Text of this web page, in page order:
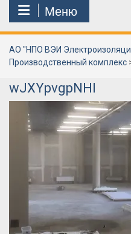
Меню
АО "НПО ВЭИ
Производственный комплекс
wJXYpvgpNHI